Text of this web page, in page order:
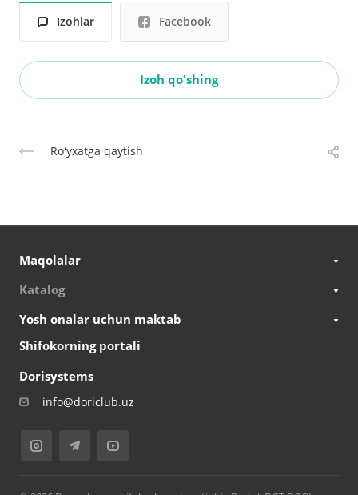
Izohlar Facebook
Izoh qo'shing
Roʻyxatga qaytish
Maqolalar
Katalog
Yosh onalar uchun maktab
Shifokorning portali
Dorisystems
info@doriclub.uz